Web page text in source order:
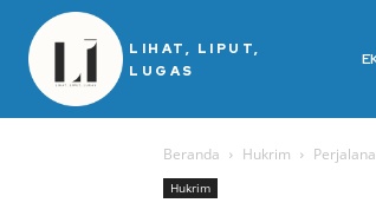
LIHAT, LIPUT,
LUGAS
Beranda Hukrim
Hukrim